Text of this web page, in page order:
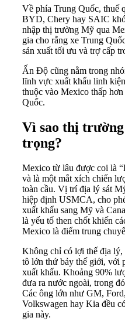
Về phía Trung Quốc, thuế
BYD, Chery hay SAIC
nhập thị trường Mỹ qua
gia cho rằng xe Trung
sản xuất tối ưu và trợ cấp
Ấn Độ cũng nằm trong
lĩnh vực xuất khẩu linh
thuộc vào Mexico thấp
Quốc.
Vì sao thị
trọng?
Mexico từ lâu được coi là
và là một mắt xích chiến
toàn cầu. Vị trí địa lý sát
hiệp định USMCA, cho
xuất khẩu sang Mỹ và
là yếu tố then chốt khiến
Mexico là điểm trung
Không chỉ có lợi thế địa lý,
tô lớn thứ bảy thế giới, với
xuất khẩu. Khoảng 90%
đưa ra nước ngoài, trong
Các ông lớn như GM,
Volkswagen hay Kia đều
gia này.